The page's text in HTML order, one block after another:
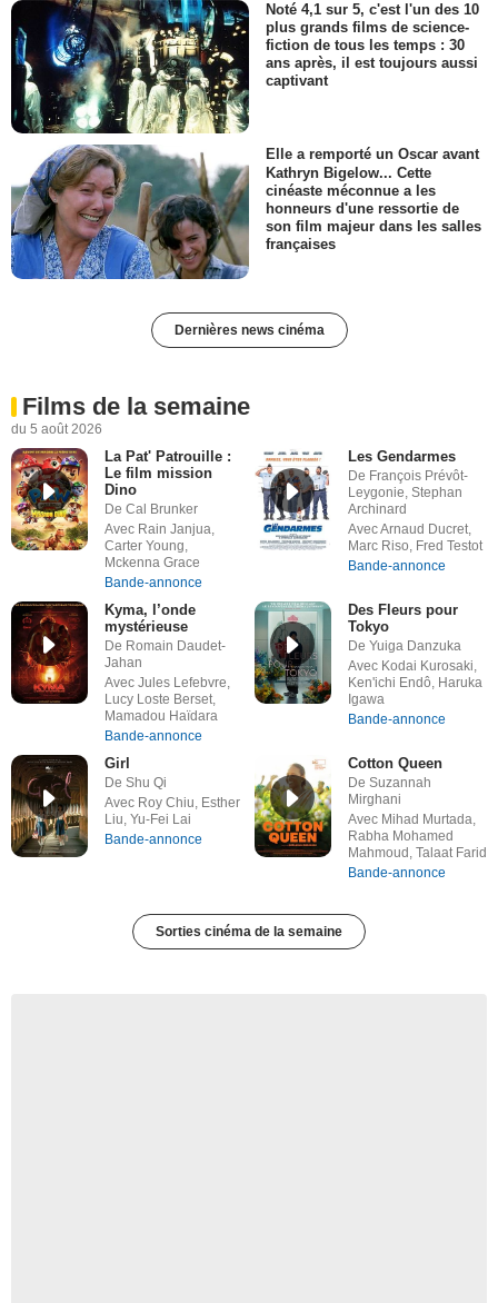
Noté 4,1 sur 5, c'est l'un des 10
plus grands films de science-
fiction de tous les temps : 30
ans après, il est toujours aussi
captivant
Elle a remporté un Oscar avant
Kathryn Bigelow... Cette
cinéaste méconnue a les
honneurs d'une ressortie de
son film majeur dans les salles
françaises
Dernières news cinéma
Films de la semaine
du 5 août 2026
La Pat' Patrouille :
Le film mission
Dino
De Cal Brunker
Avec Rain Janjua,
Carter Young,
Mckenna Grace
Bande-annonce
Les Gendarmes
De François Prévôt-
Leygonie, Stephan
Archinard
Avec Arnaud Ducret,
Marc Riso, Fred Testot
Bande-annonce
Kyma, l’onde
mystérieuse
De Romain Daudet-
Jahan
Avec Jules Lefebvre,
Lucy Loste Berset,
Mamadou Haïdara
Bande-annonce
Des Fleurs pour
Tokyo
De Yuiga Danzuka
Avec Kodai Kurosaki,
Ken'ichi Endô, Haruka
Igawa
Bande-annonce
Girl
De Shu Qi
Avec Roy Chiu, Esther
Liu, Yu-Fei Lai
Bande-annonce
Cotton Queen
De Suzannah
Mirghani
Avec Mihad Murtada,
Rabha Mohamed
Mahmoud, Talaat Farid
Bande-annonce
Sorties cinéma de la semaine